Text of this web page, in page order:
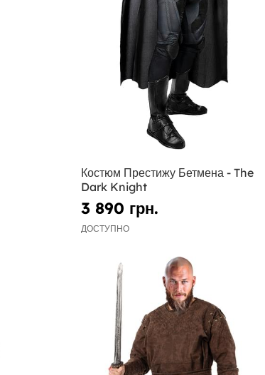
Костюм Престижу Бетмена - The
Dark Knight
3 890 грн.
ДОСТУПНО